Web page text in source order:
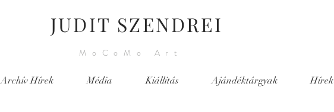
JUDIT SZENDREI
MoCoMo Art
Archív Hírek Média Kiállítás Ajándéktárgyak Hírek